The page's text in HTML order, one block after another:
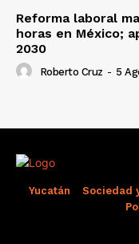
Reforma laboral
horas en México;
2030
Roberto Cruz - 5
Yucatán Sociedad